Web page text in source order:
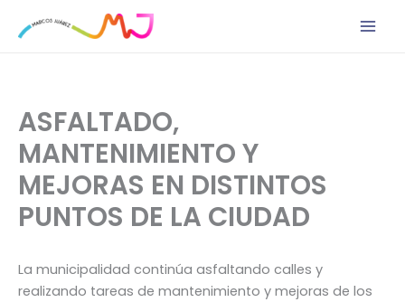
ASFALTADO,
MANTENIMIENTO Y
MEJORAS EN DISTINTOS
PUNTOS DE LA CIUDAD
La municipalidad continúa asfaltando calles y
realizando tareas de mantenimiento y mejoras de los